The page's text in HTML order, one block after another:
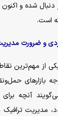
شده و اکنون
است.
و ضرورت
از مهم‌ترین
بازار‌های
آنچه
مدیریت ترافیک